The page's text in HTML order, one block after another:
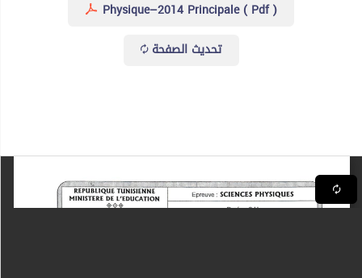
Physique–2014 Principale ( Pdf )
تحديث الصفحة